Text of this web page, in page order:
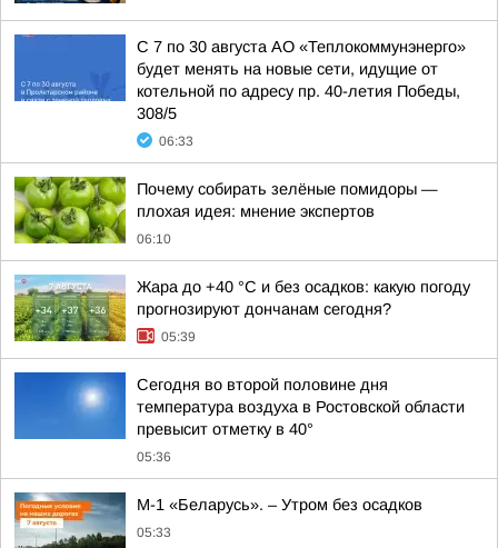
С 7 по 30 августа АО «Теплокоммунэнерго»
будет менять на новые сети, идущие от
котельной по адресу пр. 40-летия Победы,
308/5
06:33
Почему собирать зелёные помидоры —
плохая идея: мнение экспертов
06:10
Жара до +40 °С и без осадков: какую погоду
прогнозируют дончанам сегодня?
05:39
Сегодня во второй половине дня
температура воздуха в Ростовской области
превысит отметку в 40°
05:36
М-1 «Беларусь». – Утром без осадков
05:33